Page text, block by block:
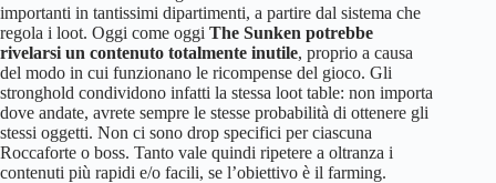
importanti in tantissimi dipartimenti, a partire dal sistema che
regola i loot. Oggi come oggi The Sunken potrebbe
rivelarsi un contenuto totalmente inutile, proprio a causa
del modo in cui funzionano le ricompense del gioco. Gli
stronghold condividono infatti la stessa loot table: non importa
dove andate, avrete sempre le stesse probabilità di ottenere gli
stessi oggetti. Non ci sono drop specifici per ciascuna
Roccaforte o boss. Tanto vale quindi ripetere a oltranza i
contenuti più rapidi e/o facili, se l’obiettivo è il farming.